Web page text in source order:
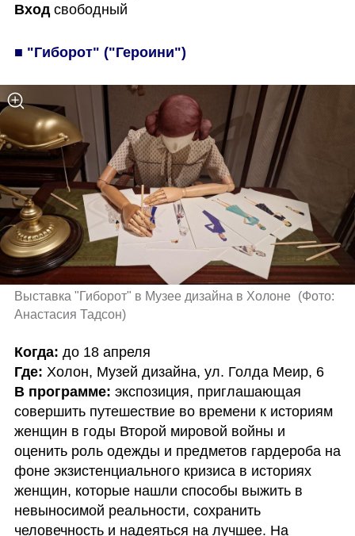
Вход свободный
■ "Гиборот" ("Героини")
Выставка "Гиборот" в Музее дизайна в Холоне (Фото:
Анастасия Тадсон)
Когда:
Где:
Холон, Музей дизайна, ул. Голда Меир, 6
В программе: экспозиция, приглашающая
совершить путешествие во времени к историям
женщин в годы Второй мировой войны и
оценить роль одежды и предметов гардероба на
фоне экзистенциального кризиса в историях
женщин, которые нашли способы выжить в
невыносимой реальности, сохранить
человечность и надеяться на лучшее. На